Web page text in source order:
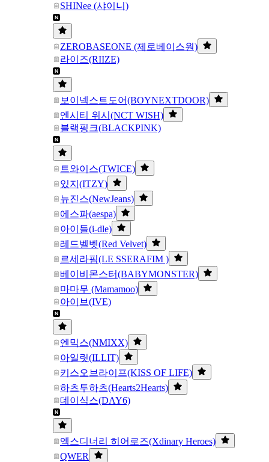
SHINee (샤이니)
ZEROBASEONE (제로베이스원)
라이즈(RIIZE)
보이넥스트도어(BOYNEXTDOOR)
엔시티 위시(NCT WISH)
블랙핑크(BLACKPINK)
트와이스(TWICE)
있지(ITZY)
뉴진스(NewJeans)
에스파(aespa)
아이들(i-dle)
레드벨벳(Red Velvet)
르세라핌(LE SSERAFIM )
베이비몬스터(BABYMONSTER)
마마무 (Mamamoo)
아이브(IVE)
엔믹스(NMIXX)
아일릿(ILLIT)
키스오브라이프(KISS OF LIFE)
하츠투하츠(Hearts2Hearts)
데이식스(DAY6)
엑스디너리 히어로즈(Xdinary Heroes)
QWER